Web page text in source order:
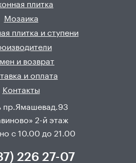
плитка
Мозаика
плитка и ступени
и возврат
и оплата
Контакты
пр.Ямашевад.93
2-й этаж
с 10.00 до 21.00
226 27-07